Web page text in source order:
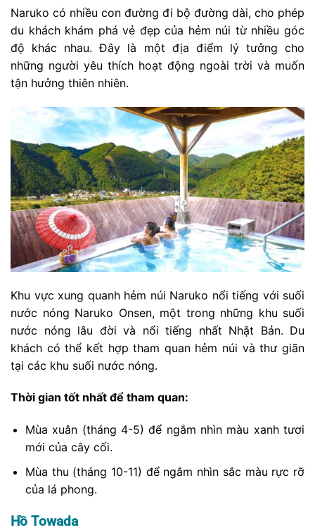
Naruko có nhiều con đường đi bộ đường dài, cho phép
du khách khám phá vẻ đẹp của hẻm núi từ nhiều góc
độ khác nhau. Đây là một địa điểm lý tưởng cho
những người yêu thích hoạt động ngoài trời và muốn
tận hưởng thiên nhiên.
Khu vực xung quanh hẻm núi Naruko nổi tiếng với suối
nước nóng Naruko Onsen, một trong những khu suối
nước nóng lâu đời và nổi tiếng nhất Nhật Bản. Du
khách có thể kết hợp tham quan hẻm núi và thư giãn
tại các khu suối nước nóng.
Thời gian tốt nhất để tham quan:
Mùa xuân (tháng 4-5) để ngắm nhìn màu xanh tươi
mới của cây cối.
Mùa thu (tháng 10-11) để ngắm nhìn sắc màu rực rỡ
của lá phong.
Hồ Towada